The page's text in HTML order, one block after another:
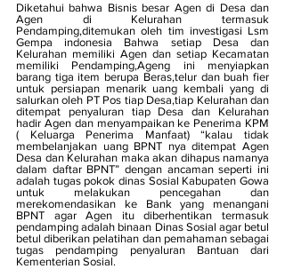
Diketahui bahwa Bisnis besar Agen di Desa dan
Agen di Kelurahan termasuk
Pendamping,ditemukan oleh tim investigasi Lsm
Gempa indonesia Bahwa setiap Desa dan
Kelurahan memiliki Agen dan setiap Kecamatan
memiliki Pendamping,Ageng ini menyiapkan
barang tiga item berupa Beras,telur dan buah fier
untuk persiapan menarik uang kembali yang di
salurkan oleh PT Pos tiap Desa,tiap Kelurahan dan
ditempat penyaluran tiap Desa dan Kelurahan
hadir Agen dan menyampaikan ke Penerima KPM
( Keluarga Penerima Manfaat) “kalau tidak
membelanjakan uang BPNT nya ditempat Agen
Desa dan Kelurahan maka akan dihapus namanya
dalam daftar BPNT” dengan ancaman seperti ini
adalah tugas pokok dinas Sosial Kabupaten Gowa
untuk melakukan pencegahan dan
merekomendasikan ke Bank yang menangani
BPNT agar Agen itu diberhentikan termasuk
pendamping adalah binaan Dinas Sosial agar betul
betul diberikan pelatihan dan pemahaman sebagai
tugas pendamping penyaluran Bantuan dari
Kementerian Sosial.